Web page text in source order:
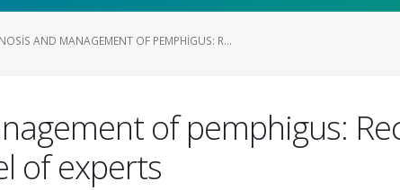
AND MANAGEMENT OF PEMPHIGUS: R...
of pemphigus:
of experts